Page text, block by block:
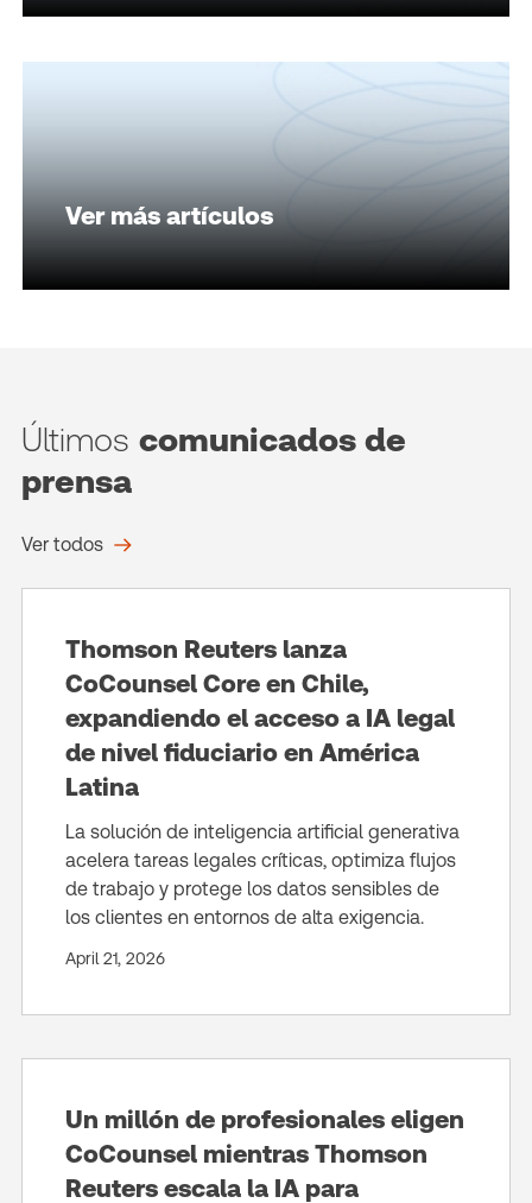
Ver más artículos
Últimos comunicados de
prensa
Ver todos
Thomson Reuters lanza
CoCounsel Core en Chile,
expandiendo el acceso a IA legal
de nivel fiduciario en América
Latina
La solución de inteligencia artificial generativa
acelera tareas legales críticas, optimiza flujos
de trabajo y protege los datos sensibles de
los clientes en entornos de alta exigencia.
April 21, 2026
Un millón de profesionales eligen
CoCounsel mientras Thomson
Reuters escala la IA para